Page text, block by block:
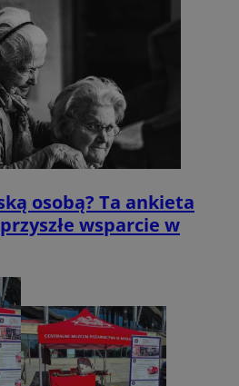
osobą? Ta ankieta
wsparcie w